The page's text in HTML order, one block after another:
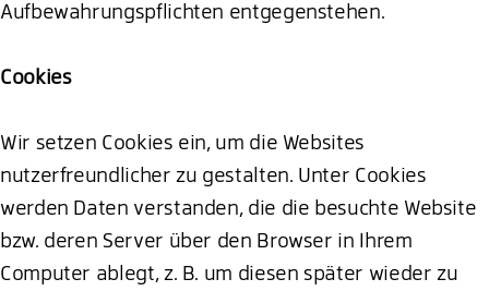
Aufbewahrungspflichten entgegenstehen.
Cookies
Wir setzen Cookies ein, um die Websites
nutzerfreundlicher zu gestalten. Unter Cookies
werden Daten verstanden, die die besuchte Website
bzw. deren Server über den Browser in Ihrem
Computer ablegt, z. B. um diesen später wieder zu